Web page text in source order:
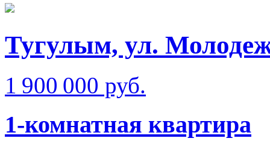
Тугулым, ул.
1 900 000 руб.
1-комнатная квартира